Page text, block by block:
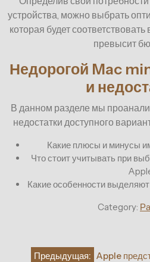
устройства, можно выбрать
которая будет
превысит
Недорогой Mac
и
В данном разделе мы
недостатки доступного
Какие плюсы и минусы
Что стоит учитывать при
Какие особенности
Category:
Навигация
Предыдущая: Apple